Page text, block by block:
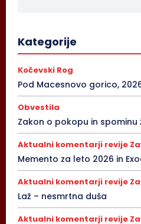
Kategorije
Kočevski Rog
Pod Macesnovo gorico,
Obvestila
Zakon o pokopu in
Aktualni komentarji revije
Memento za leto 2026 in
Aktualni komentarji revije
Laž – nesmrtna duša
Aktualni komentarji revije